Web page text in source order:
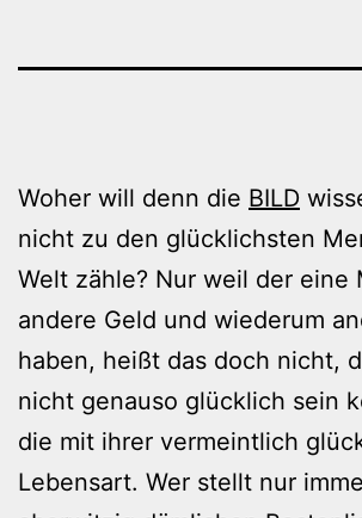
Woher will denn die BILD
nicht zu den glücklichsten
Welt zähle? Nur weil der eine
andere Geld und wiederum
haben, heißt das doch nicht,
nicht genauso glücklich sein
die mit ihrer vermeintlich
Lebensart. Wer stellt nur